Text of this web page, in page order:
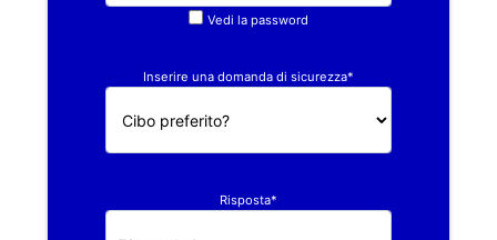
Vedi la password
Inserire una domanda di sicurezza*
Risposta*